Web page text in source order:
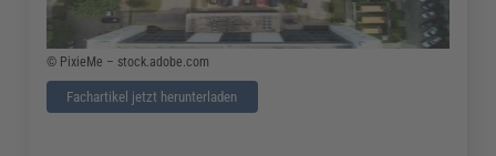
© PixieMe – stock.adobe.com
Fachartikel jetzt herunterladen